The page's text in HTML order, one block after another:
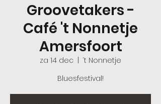
Groovetakers -
Café 't Nonnetje
Amersfoort
za 14 dec
‘t Nonnetje
Bluesfestival!